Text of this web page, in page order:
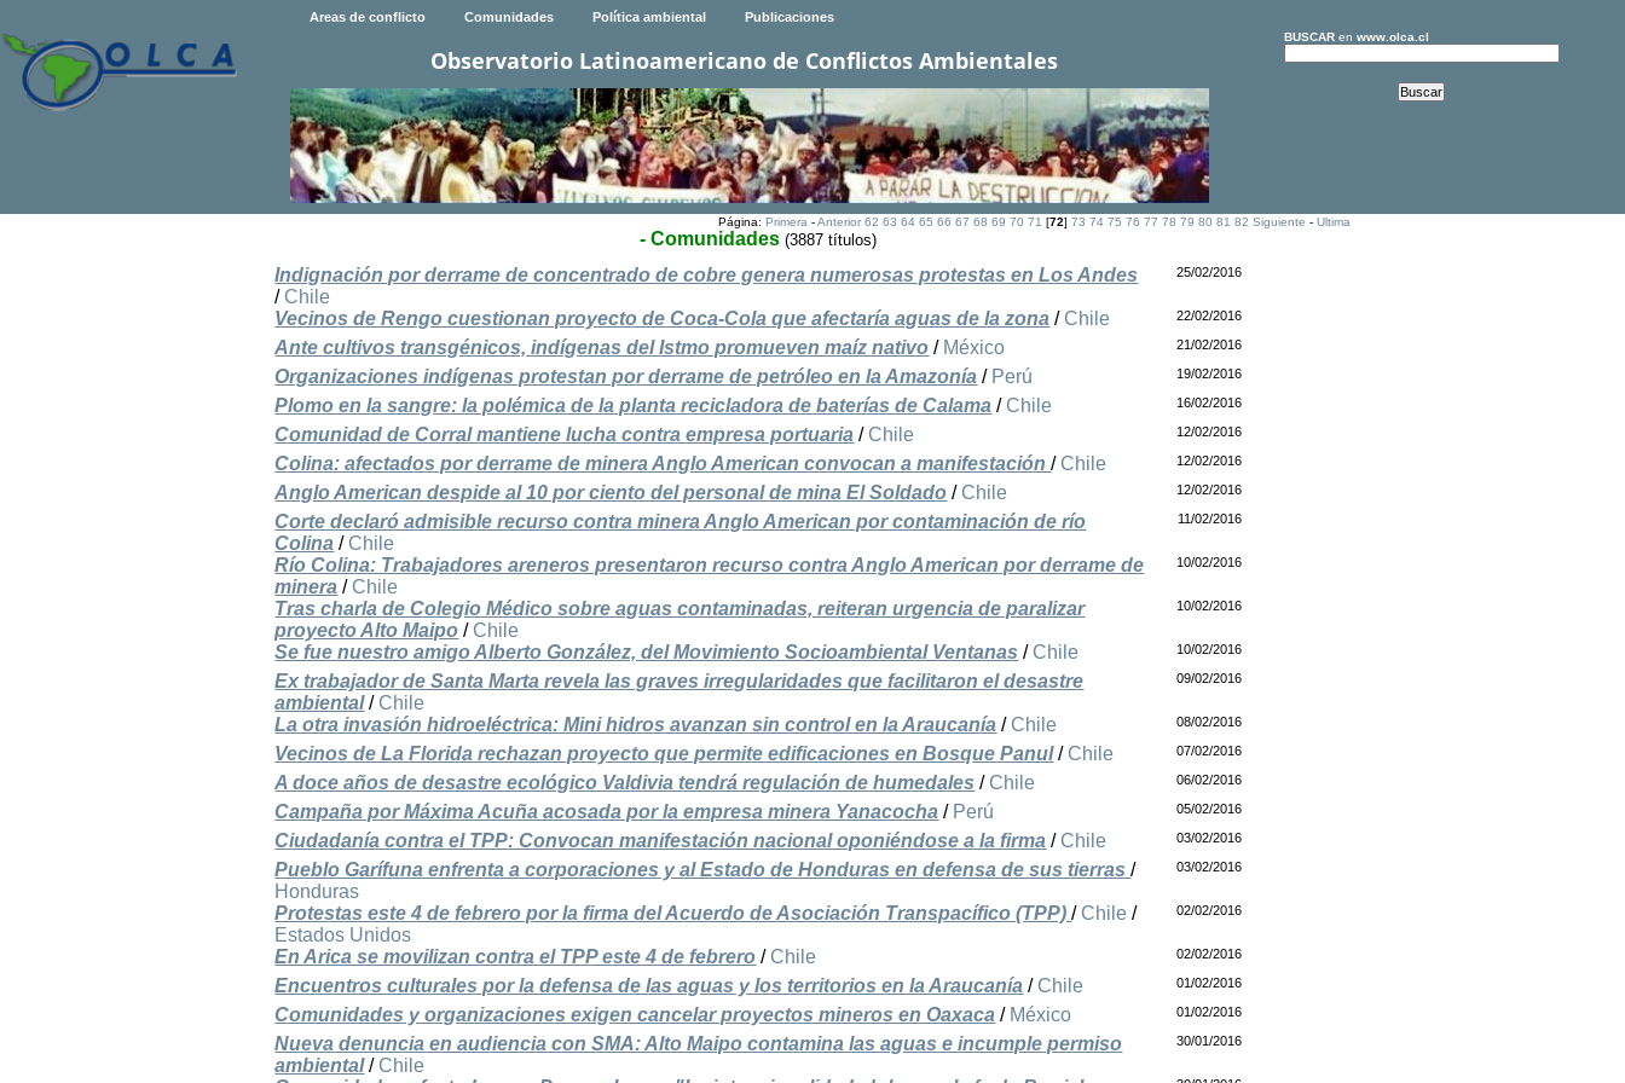
Areas de conflicto Comunidades Política ambiental Publicaciones
Observatorio Latinoamericano de Conflictos Ambientales
BUSCARen www.olca.cl
Página: Primera-Anterior 62 63 64 65 66 67 68 69 70 71 [72] 73 74 75 76 77 78 79 80 81 82 Siguiente - Ultima
- Comunidades (3887 títulos)
Indignación por derrame de concentrado de cobre genera numerosas protestas en Los Andes
/ Chile
25/02/2016
Vecinos de Rengo cuestionan proyecto de Coca-Cola que afectaría aguas de la zona / Chile 22/02/2016
Ante cultivos transgénicos, indígenas del Istmo promueven maíz nativo / México 21/02/2016
Organizaciones indígenas protestan por derrame de petróleo en la Amazonía / Perú 19/02/2016
Plomo en la sangre: la polémica de la planta recicladora de baterías de Calama / Chile 16/02/2016
Comunidad de Corral mantiene lucha contra empresa portuaria / Chile 12/02/2016
Colina: afectados por derrame de minera Anglo American convocan a manifestación/ Chile 12/02/2016
Anglo American despide al 10 por ciento del personal de mina El Soldado / Chile 12/02/2016
Corte declaró admisible recurso contra minera Anglo American por contaminación de río
Colina / Chile
11/02/2016
Río Colina: Trabajadores areneros presentaron recurso contra Anglo American por derrame de
minera / Chile
10/02/2016
Tras charla de Colegio Médico sobre aguas contaminadas, reiteran urgencia de paralizar
proyecto Alto Maipo / Chile
10/02/2016
Se fue nuestro amigo Alberto González, del Movimiento Socioambiental Ventanas / Chile 10/02/2016
Ex trabajador de Santa Marta revela las graves irregularidades que facilitaron el desastre
ambiental/ Chile
09/02/2016
La otra invasión hidroeléctrica: Mini hidros avanzan sin control en la Araucanía / Chile 08/02/2016
Vecinos de La Florida rechazan proyecto que permite edificaciones en Bosque Panul/ Chile 07/02/2016
A doce años de desastre ecológico Valdivia tendrá regulación de humedales / Chile 06/02/2016
Campaña por Máxima Acuña acosada por la empresa minera Yanacocha / Perú 05/02/2016
Ciudadanía contra el TPP: Convocan manifestación nacional oponiéndose a la firma / Chile 03/02/2016
Pueblo Garífuna enfrenta a corporaciones y al Estado de Honduras en defensa de sus tierras/
Honduras
03/02/2016
Protestas este 4 de febrero por la firma del Acuerdo de Asociación Transpacífico (TPP)/ Chile /
Estados Unidos
02/02/2016
En Arica se movilizan contra el TPP este 4 de febrero / Chile 02/02/2016
Encuentros culturales por la defensa de las aguas y los territorios en la Araucanía / Chile 01/02/2016
Comunidades y organizaciones exigen cancelar proyectos mineros en Oaxaca / México 01/02/2016
Nueva denuncia en audiencia con SMA: Alto Maipo contamina las aguas e incumple permiso
ambiental/ Chile
30/01/2016